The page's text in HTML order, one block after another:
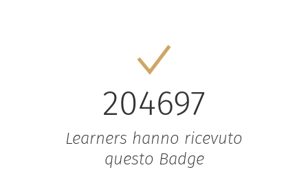
204697
Learners hanno ricevuto
questo Badge